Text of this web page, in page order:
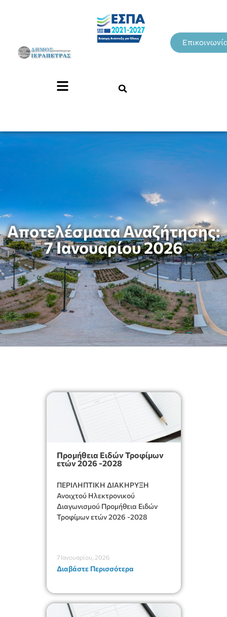
Αποτελέσματα Αναζήτησης:
7 Ιανουαρίου 2026
Προμήθεια Ειδών Τροφίμων
ετών 2026 -2028
ΠΕΡΙΛΗΠΤΙΚΗ ΔΙΑΚΗΡΥΞΗ
Ανοιχτού Ηλεκτρονικού
Διαγωνισμού Προμήθεια Ειδών
Τροφίμων ετών 2026 -2028
7 Ιανουαρίου, 2026
Διαβάστε Περισσότερα